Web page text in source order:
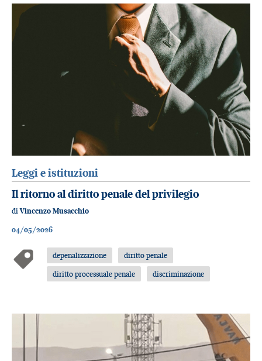
Leggi e istituzioni
Il ritorno al diritto penale del privilegio
diVincenzo Musacchio
04/05/2026
depenalizzazione
diritto penale
diritto processuale penale
discriminazione